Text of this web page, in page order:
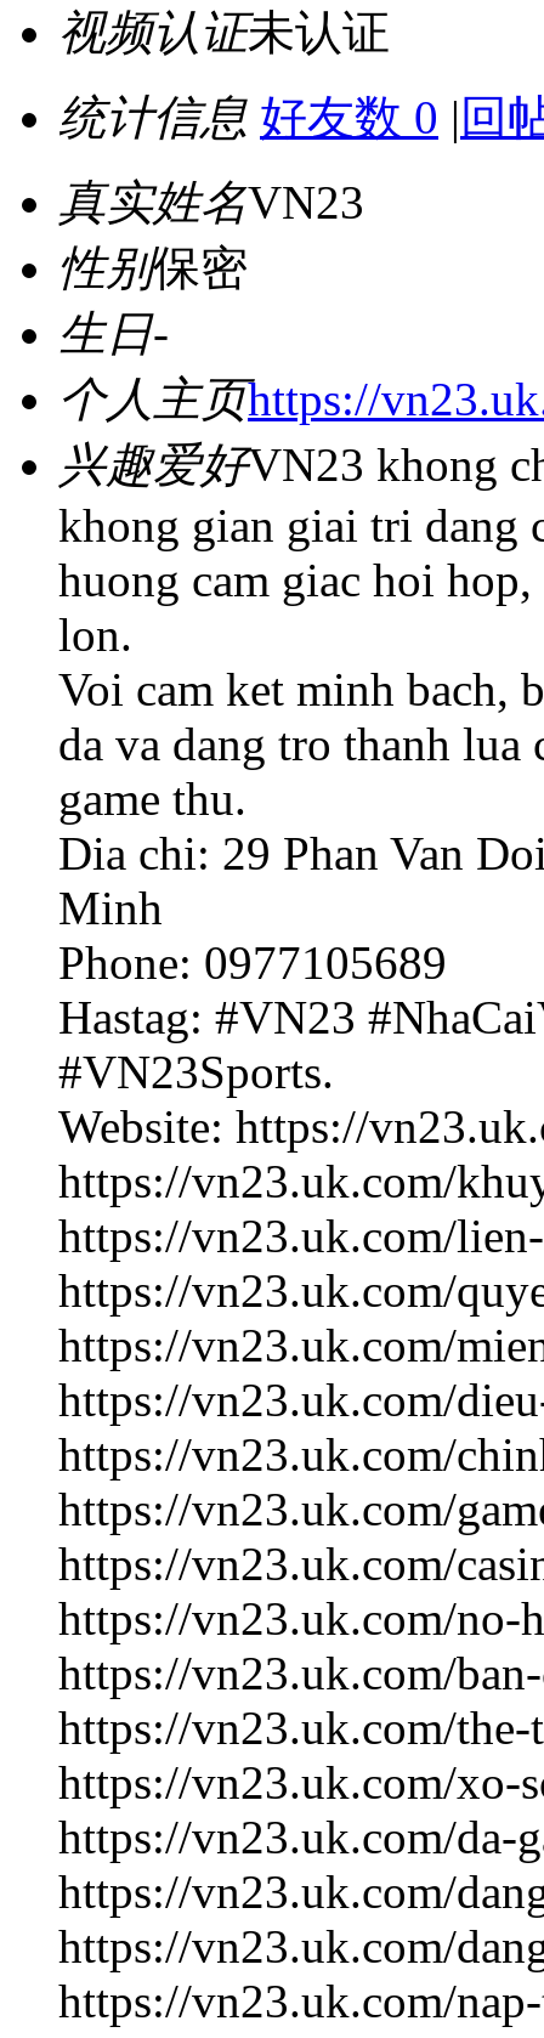
视频认证未认证
统计信息 好友数 0 | 回
真实姓名VN23
性别保密
生日-
个人主页https://
兴趣爱好VN23 khong
khong gian giai tri dang
huong cam giac hoi
lon.
Voi cam ket minh bach,
da va dang tro thanh lua
game thu.
Dia chi: 29 Phan Van
Minh
Phone: 0977105689
Hastag: #VN23
#VN23Sports.
Website: https://
https://vn23.uk.com/
https://vn23.uk.com/
https://vn23.uk.com/
https://vn23.uk.com/
https://vn23.uk.com/
https://vn23.uk.com/
https://vn23.uk.com/
https://vn23.uk.com/
https://vn23.uk.com/no-
https://vn23.uk.com/
https://vn23.uk.com/
https://vn23.uk.com/xo-
https://vn23.uk.com/da-
https://vn23.uk.com/
https://vn23.uk.com/
https://vn23.uk.com/